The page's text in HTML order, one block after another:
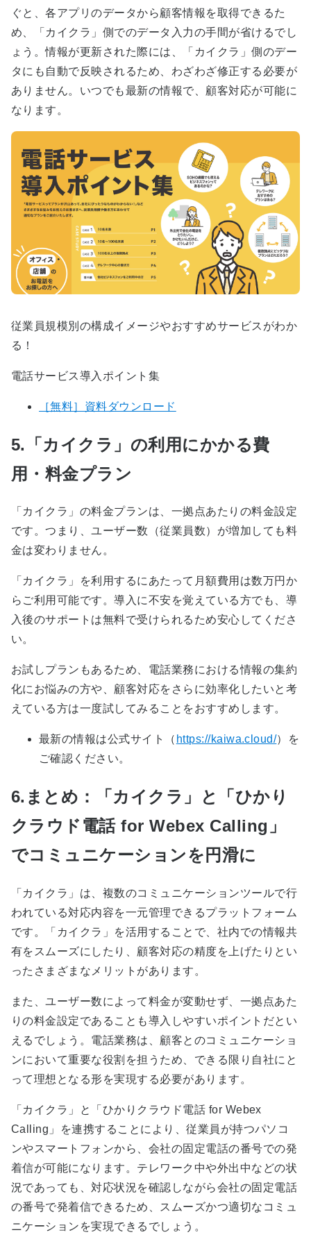
ぐと、各アプリのデータから顧客情報を取得できるた
め、「カイクラ」側でのデータ入力の手間が省けるでし
ょう。情報が更新された際には、「カイクラ」側のデー
タにも自動で反映されるため、わざわざ修正する必要が
ありません。いつでも最新の情報で、顧客対応が可能に
なります。
従業員規模別の構成イメージやおすすめサービスがわか
る！
電話サービス導入ポイント集
［無料］資料ダウンロード
5.「カイクラ」の利用にかかる費
用・料金プラン
「カイクラ」の料金プランは、一拠点あたりの料金設定
です。つまり、ユーザー数（従業員数）が増加しても料
金は変わりません。
「カイクラ」を利用するにあたって月額費用は数万円か
らご利用可能です。導入に不安を覚えている方でも、導
入後のサポートは無料で受けられるため安心してくださ
い。
お試しプランもあるため、電話業務における情報の集約
化にお悩みの方や、顧客対応をさらに効率化したいと考
えている方は一度試してみることをおすすめします。
最新の情報は公式サイト（ https://kaiwa.cloud/）を
ご確認ください。
6.まとめ：「カイクラ」と「ひかり
クラウド電話 for Webex Calling」
でコミュニケーションを円滑に
「カイクラ」は、複数のコミュニケーションツールで行
われている対応内容を一元管理できるプラットフォーム
です。「カイクラ」を活用することで、社内での情報共
有をスムーズにしたり、顧客対応の精度を上げたりとい
ったさまざまなメリットがあります。
また、ユーザー数によって料金が変動せず、一拠点あた
りの料金設定であることも導入しやすいポイントだとい
えるでしょう。電話業務は、顧客とのコミュニケーショ
ンにおいて重要な役割を担うため、できる限り自社にと
って理想となる形を実現する必要があります。
「カイクラ」と「ひかりクラウド電話 for Webex
Calling」を連携することにより、従業員が持つパソコ
ンやスマートフォンから、会社の固定電話の番号での発
着信が可能になります。テレワーク中や外出中などの状
況であっても、対応状況を確認しながら会社の固定電話
の番号で発着信できるため、スムーズかつ適切なコミュ
ニケーションを実現できるでしょう。